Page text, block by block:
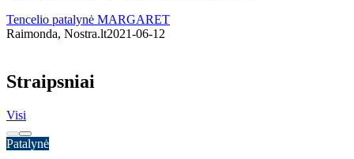
Tencelio patalynė MARGARET
Raimonda, Nostra.lt2021-06-12
Straipsniai
Visi
Patalynė